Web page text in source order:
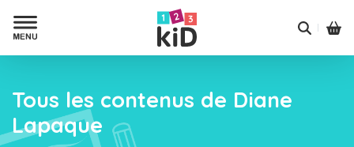
Tous les contenus de Diane
Lapaque